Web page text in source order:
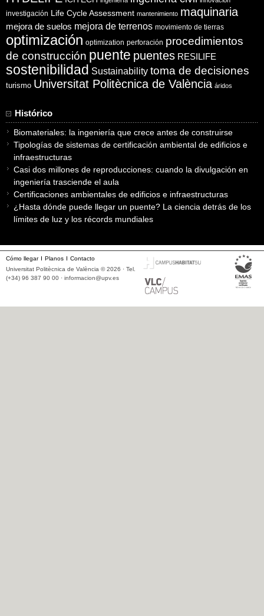
investigación Life Cycle Assessment mantenimiento maquinaria
mejora de suelos mejora de terrenos movimiento de tierras
optimización optimization perforación procedimientos
de construcción puente puentes RESILIFE
sostenibilidad Sustainability toma de decisiones
turismo Universitat Politècnica de València áridos
Histórico
Biomateriales: la ingeniería que crece antes de construirse
Tipologías de sistemas de certificación ambiental de edificios e
infraestructuras
Casi dos millones de reproducciones: cuando la divulgación en
ingeniería trasciende el aula
Certificaciones ambientales de edificios e infraestructuras
¿Hasta dónde puede llegar un puente? La ciencia detrás de los
límites de luz y los récords mundiales
Cómo llegar Planos
Contacto
Universitat Politècnica de València © 2026 · Tel.
(+34) 96 387 90 00 · informacion@upv.es